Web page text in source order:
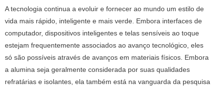
A tecnologia continua a evoluir e fornecer ao mundo um estilo de
vida mais rápido, inteligente e mais verde. Embora interfaces de
computador, dispositivos inteligentes e telas sensíveis ao toque
estejam frequentemente associados ao avanço tecnológico, eles
só são possíveis através de avanços em materiais físicos. Embora
a alumina seja geralmente considerada por suas qualidades
refratárias e isolantes, ela também está na vanguarda da pesquisa